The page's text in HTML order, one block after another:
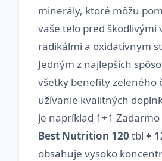
minerály, ktoré môžu
vaše telo pred škodlivými
radikálmi a oxidatívnym
Jedným z najlepších
všetky benefity zeleného
užívanie kvalitných
je napríklad 1+1 Zadarmo
Best Nutrition 120 tbl +
obsahuje vysoko